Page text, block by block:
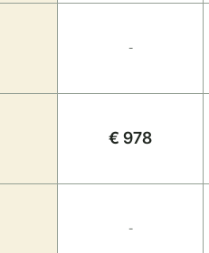
-
€ 978
-